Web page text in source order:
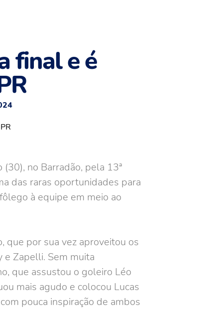
final e é
no Barradão, pela 13ª
das raras oportunidades para
à equipe em meio ao
que por sua vez aproveitou os
e Zapelli. Sem muita
que assustou o goleiro Léo
mais agudo e colocou Lucas
pouca inspiração de ambos